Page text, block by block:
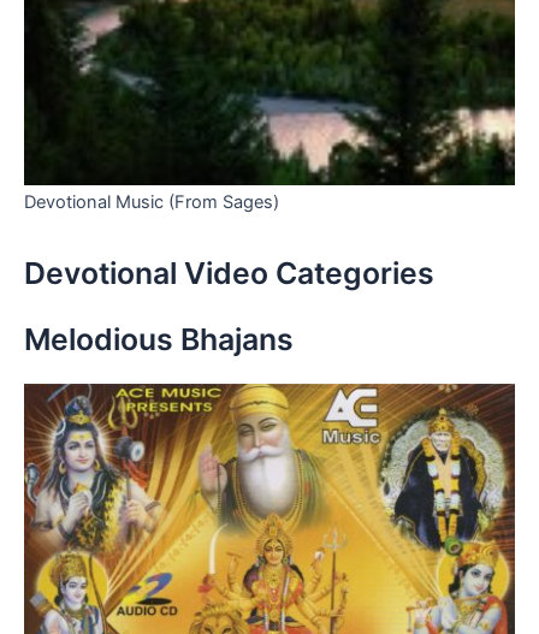
Devotional Music (From Sages)
Devotional Video Categories
Melodious Bhajans